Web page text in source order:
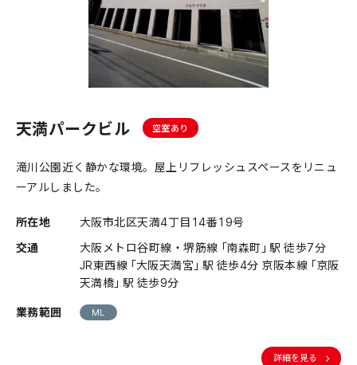
天満パークビル 空室あり
滝川公園近く静かな環境。屋上リフレッシュスペースをリニュ
ーアルしました。
所在地
大阪市北区天満4丁目14番19号
交通
大阪メトロ谷町線・堺筋線「南森町」駅 徒歩7分
JR東西線「大阪天満宮」駅 徒歩4分 京阪本線「京阪
天満橋」駅 徒歩9分
業務範囲
ML
詳細を見る